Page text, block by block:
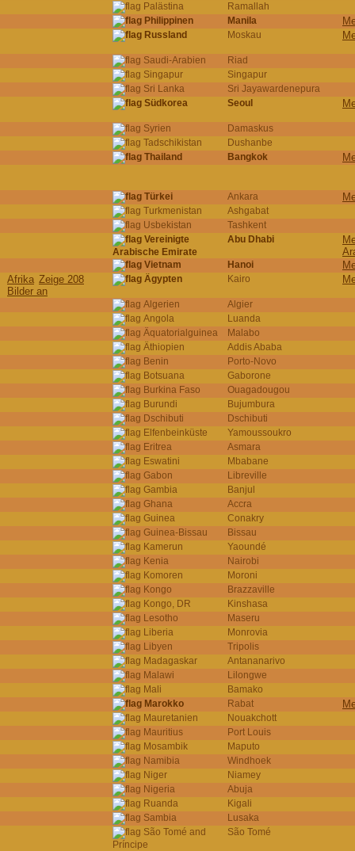
Palästina
Ramallah
Philippinen
Manila
Russland Moskau
Saudi-Arabien
Riad
Singapur
Singapur
Sri Lanka
Sri Jayawardenepura
Südkorea
Seoul
Syrien
Damaskus
Tadschikistan
Dushanbe
Thailand
Bangkok
Türkei Ankara
Turkmenistan
Ashgabat
Usbekistan
Tashkent
Vereinigte
Arabische Emirate
Abu Dhabi
Vietnam Hanoi
Afrika Zeige 208
Bilder an
Ägypten Kairo
Algerien
Algier
Angola
Luanda
Äquatorialguinea
Malabo
Äthiopien
Addis Ababa
Benin
Porto-Novo
Botsuana
Gaborone
Burkina Faso
Ouagadougou
Burundi
Bujumbura
Dschibuti
Dschibuti
Elfenbeinküste
Yamoussoukro
Eritrea
Asmara
Eswatini
Mbabane
Gabon
Libreville
Gambia
Banjul
Ghana
Accra
Guinea
Conakry
Guinea-Bissau
Bissau
Kamerun
Yaoundé
Kenia
Nairobi
Komoren
Moroni
Kongo
Brazzaville
Kongo, DR
Kinshasa
Lesotho
Maseru
Liberia
Monrovia
Libyen
Tripolis
Madagaskar
Antananarivo
Malawi
Lilongwe
Mali
Bamako
Marokko
Rabat
Mauretanien
Nouakchott
Mauritius
Port Louis
Mosambik
Maputo
Namibia
Windhoek
Niger
Niamey
Nigeria
Abuja
Ruanda
Kigali
Sambia
Lusaka
São Tomé and
Príncipe
São Tomé